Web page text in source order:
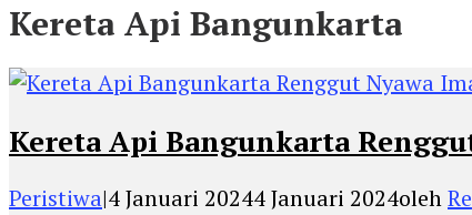
Kereta Api Bangunkarta
Kereta Api Bangunkarta
Peristiwa|4 Januari 20244 Januari 2024oleh